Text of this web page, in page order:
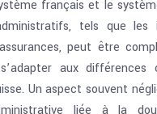
français et le
tels que les
peut être
aux différences
Un aspect souvent
liée à la